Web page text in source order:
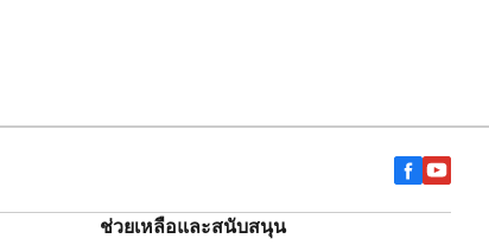
ช่วยเหลือและสนับสนุน